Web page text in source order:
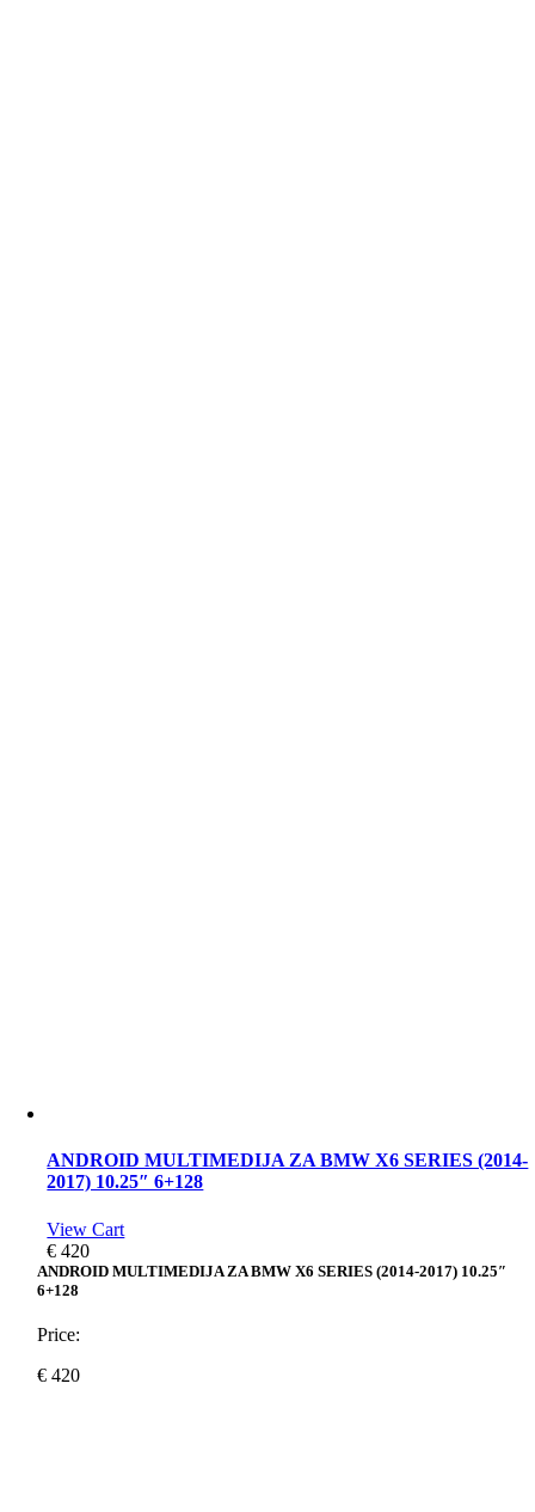
ANDROID MULTIMEDIJA ZA BMW X6 SERIES (2014-
2017) 10.25″ 6+128
View Cart
€ 420
ANDROID MULTIMEDIJA ZA BMW X6 SERIES (2014-2017) 10.25″
6+128
Price:
€ 420